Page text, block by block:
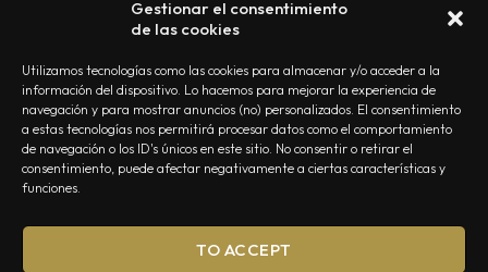
Gestionar el consentimiento
de las cookies
Utilizamos tecnologías como las cookies para almacenar y/o acceder a la
información del dispositivo. Lo hacemos para mejorar la experiencia de
navegación y para mostrar anuncios (no) personalizados. El consentimiento
a estas tecnologías nos permitirá procesar datos como el comportamiento
de navegación o los ID's únicos en este sitio. No consentir o retirar el
consentimiento, puede afectar negativamente a ciertas características y
funciones.
TO ACCEPT
NOSOTROS CONTACTO EDITORIAL POLÍTICA DE PRIVACIDAD